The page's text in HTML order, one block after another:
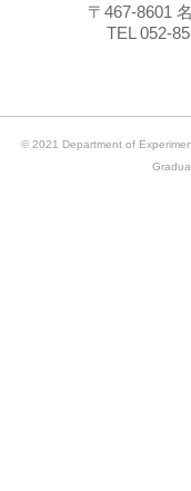
〒467-8601
TEL 052-
© 2021 Department of